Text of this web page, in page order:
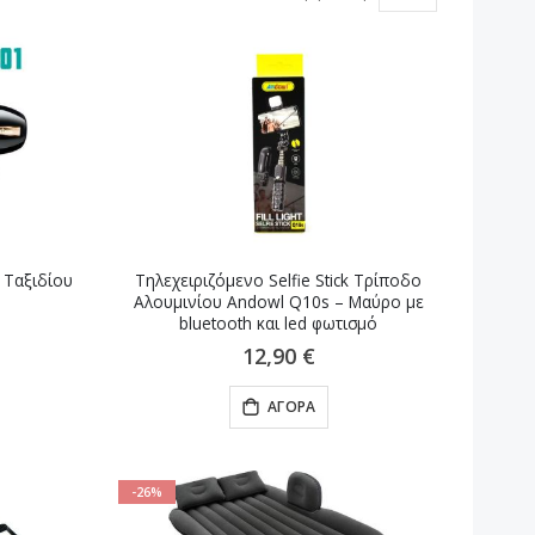
Τηλεχειριζόμενο Selfie Stick Τρίποδο
Αλουμινίου Andowl Q10s – Μαύρο με
bluetooth και led φωτισμό
12,90 €
ΑΓΟΡΆ
-26%